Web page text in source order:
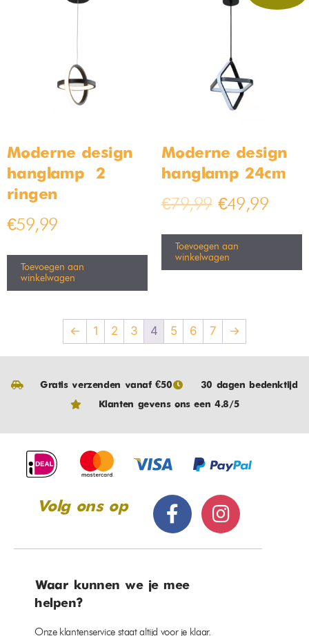
Moderne design
hanglamp – 2
ringen
€59,99
Toevoegen aan
winkelwagen
Moderne design
hanglamp 24cm
€79,99 €49,99
Toevoegen aan
winkelwagen
← 1 2 3 4 5 6 7 →
Gratis verzenden vanaf €50
30 dagen bedenktijd
Klanten gevens ons een 4.8/5
Volg ons op
Waar kunnen we je mee
helpen?
Onze klantenservice staat altijd voor je klaar.